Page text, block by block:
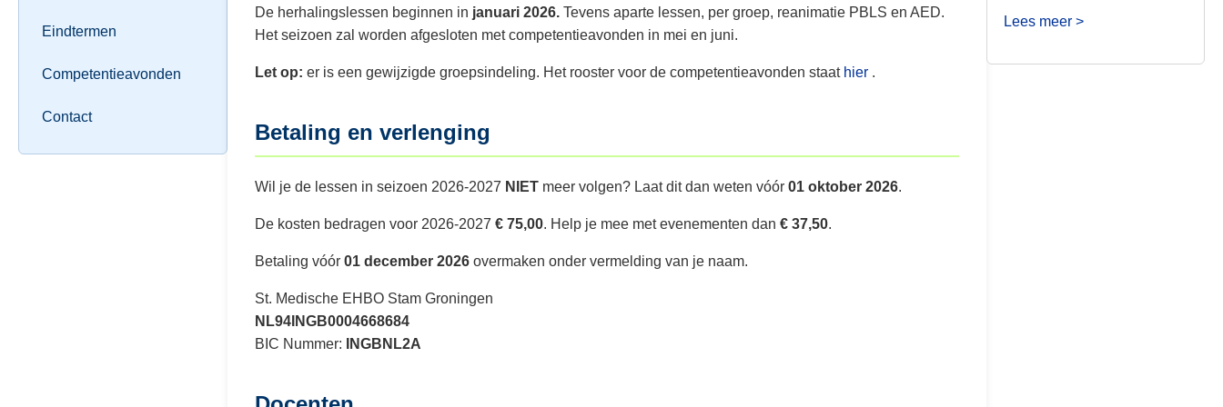
Eindtermen
Competentieavonden
Contact
De herhalingslessen beginnen in januari 2026. Tevens aparte lessen, per groep, reanimatie PBLS en AED.
Het seizoen zal worden afgesloten met competentieavonden in mei en juni.
Let op: er is een gewijzigde groepsindeling. Het rooster voor de competentieavonden staat hier .
Betaling en verlenging
Wil je de lessen in seizoen 2026-2027 NIET meer volgen? Laat dit dan weten vóór 01 oktober 2026.
De kosten bedragen voor 2026-2027 € 75,00. Help je mee met evenementen dan € 37,50.
Betaling vóór 01 december 2026 overmaken onder vermelding van je naam.
St. Medische EHBO Stam Groningen
NL94INGB0004668684
BIC Nummer:
INGBNL2A
Lees meer >